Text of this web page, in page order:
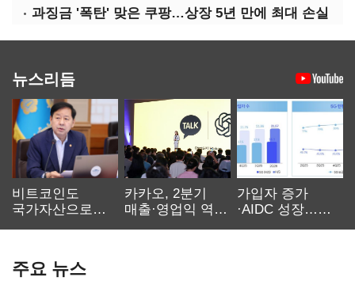
과징금 '폭탄' 맞은 쿠팡…상장 5년 만에 최대 손실
뉴스리듬
비트코인도
국가자산으로…'
카카오, 2분기
매출·영업익 역대
가입자 증가
·AIDC 성장…
주요 뉴스